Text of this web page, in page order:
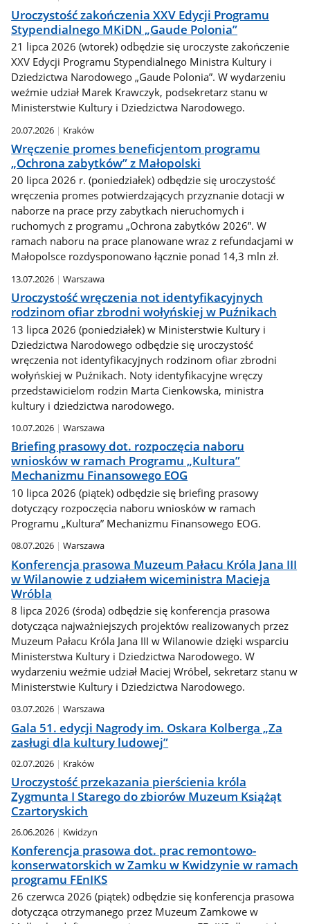
Uroczystość zakończenia XXV Edycji Programu
Stypendialnego MKiDN „Gaude Polonia”
21 lipca 2026 (wtorek) odbędzie się uroczyste zakończenie
XXV Edycji Programu Stypendialnego Ministra Kultury i
Dziedzictwa Narodowego „Gaude Polonia”. W wydarzeniu
weźmie udział Marek Krawczyk, podsekretarz stanu w
Ministerstwie Kultury i Dziedzictwa Narodowego.
20.07.2026 Kraków
Wręczenie promes beneficjentom programu
„Ochrona zabytków” z Małopolski
20 lipca 2026 r. (poniedziałek) odbędzie się uroczystość
wręczenia promes potwierdzających przyznanie dotacji w
naborze na prace przy zabytkach nieruchomych i
ruchomych z programu „Ochrona zabytków 2026”. W
ramach naboru na prace planowane wraz z refundacjami w
Małopolsce rozdysponowano łącznie ponad 14,3 mln zł.
13.07.2026 Warszawa
Uroczystość wręczenia not identyfikacyjnych
rodzinom ofiar zbrodni wołyńskiej w Puźnikach
13 lipca 2026 (poniedziałek) w Ministerstwie Kultury i
Dziedzictwa Narodowego odbędzie się uroczystość
wręczenia not identyfikacyjnych rodzinom ofiar zbrodni
wołyńskiej w Puźnikach. Noty identyfikacyjne wręczy
przedstawicielom rodzin Marta Cienkowska, ministra
kultury i dziedzictwa narodowego.
10.07.2026 Warszawa
Briefing prasowy dot. rozpoczęcia naboru
wniosków w ramach Programu „Kultura”
Mechanizmu Finansowego EOG
10 lipca 2026 (piątek) odbędzie się briefing prasowy
dotyczący rozpoczęcia naboru wniosków w ramach
Programu „Kultura” Mechanizmu Finansowego EOG.
08.07.2026 Warszawa
Konferencja prasowa Muzeum Pałacu Króla Jana III
w Wilanowie z udziałem wiceministra Macieja
Wróbla
8 lipca 2026 (środa) odbędzie się konferencja prasowa
dotycząca najważniejszych projektów realizowanych przez
Muzeum Pałacu Króla Jana III w Wilanowie dzięki wsparciu
Ministerstwa Kultury i Dziedzictwa Narodowego. W
wydarzeniu weźmie udział Maciej Wróbel, sekretarz stanu w
Ministerstwie Kultury i Dziedzictwa Narodowego.
03.07.2026 Warszawa
Gala 51. edycji Nagrody im. Oskara Kolberga „Za
zasługi dla kultury ludowej”
02.07.2026 Kraków
Uroczystość przekazania pierścienia króla
Zygmunta I Starego do zbiorów Muzeum Książąt
Czartoryskich
26.06.2026 Kwidzyn
Konferencja prasowa dot. prac remontowo-
konserwatorskich w Zamku w Kwidzynie w ramach
programu FEnIKS
26 czerwca 2026 (piątek) odbędzie się konferencja prasowa
dotycząca otrzymanego przez Muzeum Zamkowe w